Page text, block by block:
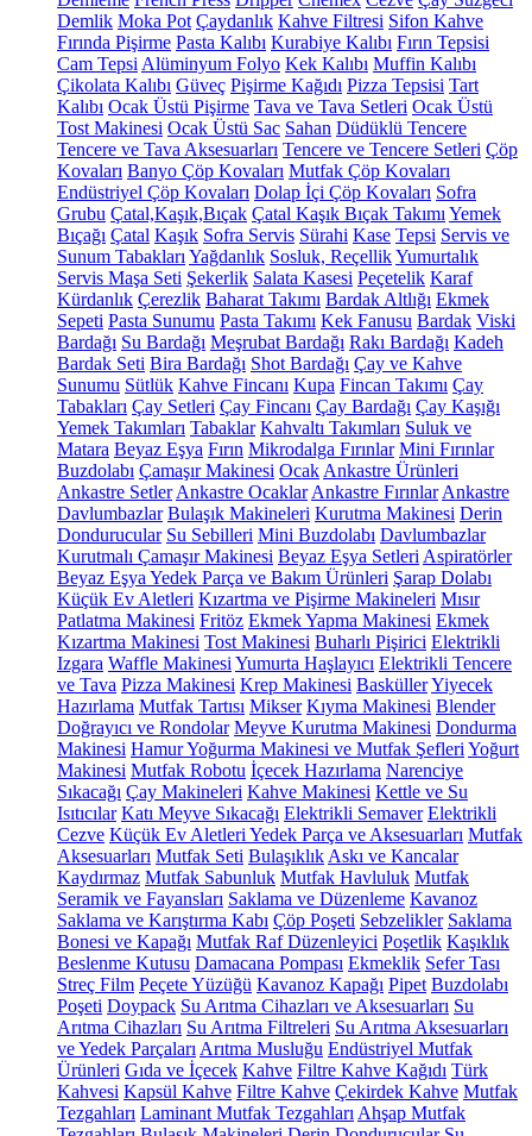
Demlik Moka Pot Çaydanlık Kahve Filtresi Sifon Kahve
Fırında Pişirme Pasta Kalıbı Kurabiye Kalıbı Fırın Tepsisi
Cam Tepsi Alüminyum Folyo Kek Kalıbı Muffin Kalıbı
Çikolata Kalıbı Güveç Pişirme Kağıdı Pizza Tepsisi Tart
Kalıbı Ocak Üstü Pişirme Tava ve Tava Setleri Ocak Üstü
Tost Makinesi Ocak Üstü Sac Sahan Düdüklü Tencere
Tencere ve Tava Aksesuarları Tencere ve Tencere Setleri Çöp
Kovaları Banyo Çöp Kovaları Mutfak Çöp Kovaları
Endüstriyel Çöp Kovaları Dolap İçi Çöp Kovaları Sofra
Grubu Çatal,Kaşık,Bıçak Çatal Kaşık Bıçak Takımı Yemek
Bıçağı Çatal Kaşık Sofra Servis Sürahi Kase Tepsi Servis ve
Sunum Tabakları Yağdanlık Sosluk, ReçellikYumurtalık
Servis Maşa Seti Şekerlik Salata Kasesi Peçetelik Karaf
Kürdanlık Çerezlik Baharat Takımı Bardak Altlığı Ekmek
Sepeti Pasta Sunumu Pasta Takımı Kek Fanusu Bardak Viski
Bardağı Su Bardağı Meşrubat Bardağı Rakı Bardağı Kadeh
Bardak Seti Bira Bardağı Shot Bardağı Çay ve Kahve
Sunumu Sütlük Kahve Fincanı Kupa Fincan Takımı Çay
Tabakları Çay Setleri Çay Fincanı Çay Bardağı Çay Kaşığı
Yemek Takımları Tabaklar Kahvaltı Takımları Suluk ve
Matara Beyaz Eşya Fırın Mikrodalga Fırınlar Mini Fırınlar
Buzdolabı Çamaşır Makinesi Ocak Ankastre Ürünleri
Ankastre Setler Ankastre Ocaklar Ankastre Fırınlar Ankastre
Davlumbazlar Bulaşık Makineleri Kurutma Makinesi Derin
Dondurucular Su Sebilleri Mini Buzdolabı Davlumbazlar
Kurutmalı Çamaşır Makinesi Beyaz Eşya Setleri Aspiratörler
Beyaz Eşya Yedek Parça ve Bakım Ürünleri Şarap Dolabı
Küçük Ev Aletleri Kızartma ve Pişirme Makineleri Mısır
Patlatma Makinesi Fritöz Ekmek Yapma Makinesi Ekmek
Kızartma Makinesi Tost Makinesi Buharlı Pişirici Elektrikli
Izgara Waffle Makinesi Yumurta Haşlayıcı Elektrikli Tencere
ve Tava Pizza Makinesi Krep Makinesi BasküllerYiyecek
Hazırlama Mutfak Tartısı Mikser Kıyma Makinesi Blender
Doğrayıcı ve Rondolar Meyve Kurutma Makinesi Dondurma
Makinesi Hamur Yoğurma Makinesi ve Mutfak Şefleri Yoğurt
Makinesi Mutfak Robotu İçecek Hazırlama Narenciye
Sıkacağı Çay Makineleri Kahve Makinesi Kettle ve Su
Isıtıcılar Katı Meyve Sıkacağı Elektrikli Semaver Elektrikli
Cezve Küçük Ev Aletleri Yedek Parça ve Aksesuarları Mutfak
Aksesuarları Mutfak Seti Bulaşıklık Askı ve Kancalar
Kaydırmaz Mutfak Sabunluk Mutfak Havluluk Mutfak
Seramik ve Fayansları Saklama ve Düzenleme Kavanoz
Saklama ve Karıştırma Kabı Çöp Poşeti Sebzelikler Saklama
Bonesi ve Kapağı Mutfak Raf Düzenleyici Poşetlik Kaşıklık
Beslenme Kutusu Damacana Pompası Ekmeklik Sefer Tası
Streç Film Peçete Yüzüğü Kavanoz Kapağı Pipet Buzdolabı
Poşeti Doypack Su Arıtma Cihazları ve Aksesuarları Su
Arıtma Cihazları Su Arıtma Filtreleri Su Arıtma Aksesuarları
ve Yedek Parçaları Arıtma Musluğu Endüstriyel Mutfak
Ürünleri Gıda ve İçecek Kahve Filtre Kahve Kağıdı Türk
Kahvesi Kapsül Kahve Filtre Kahve Çekirdek Kahve Mutfak
Tezgahları Laminant Mutfak Tezgahları Ahşap Mutfak